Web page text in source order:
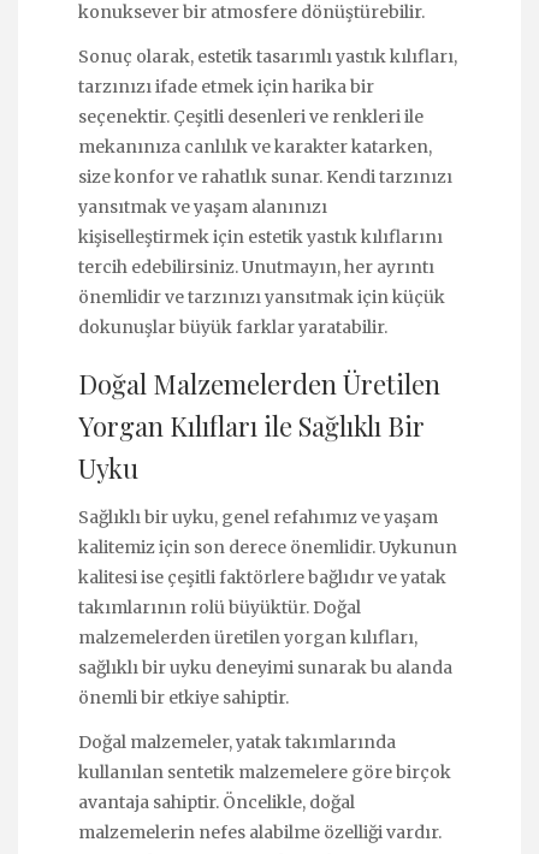
konuksever bir atmosfere dönüştürebilir.
Sonuç olarak, estetik tasarımlı yastık kılıfları,
tarzınızı ifade etmek için harika bir
seçenektir. Çeşitli desenleri ve renkleri ile
mekanınıza canlılık ve karakter katarken,
size konfor ve rahatlık sunar. Kendi tarzınızı
yansıtmak ve yaşam alanınızı
kişiselleştirmek için estetik yastık kılıflarını
tercih edebilirsiniz. Unutmayın, her ayrıntı
önemlidir ve tarzınızı yansıtmak için küçük
dokunuşlar büyük farklar yaratabilir.
Doğal Malzemelerden Üretilen
Yorgan Kılıfları ile Sağlıklı Bir
Uyku
Sağlıklı bir uyku, genel refahımız ve yaşam
kalitemiz için son derece önemlidir. Uykunun
kalitesi ise çeşitli faktörlere bağlıdır ve yatak
takımlarının rolü büyüktür. Doğal
malzemelerden üretilen yorgan kılıfları,
sağlıklı bir uyku deneyimi sunarak bu alanda
önemli bir etkiye sahiptir.
Doğal malzemeler, yatak takımlarında
kullanılan sentetik malzemelere göre birçok
avantaja sahiptir. Öncelikle, doğal
malzemelerin nefes alabilme özelliği vardır.